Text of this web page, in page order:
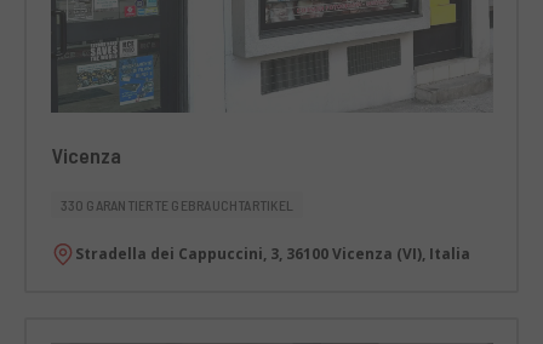
Vicenza
330 GARANTIERTE GEBRAUCHTARTIKEL
Stradella dei Cappuccini, 3, 36100 Vicenza (VI), Italia